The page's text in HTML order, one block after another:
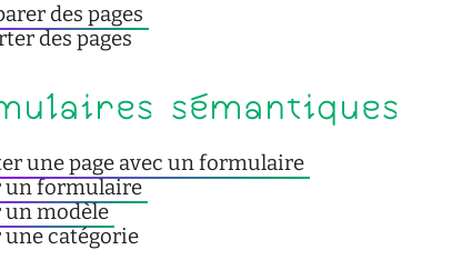
des pages
des pages
sémantiques
une page avec un formulaire
un formulaire
un modèle
une catégorie